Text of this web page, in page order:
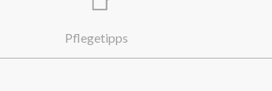
Pflegetipps